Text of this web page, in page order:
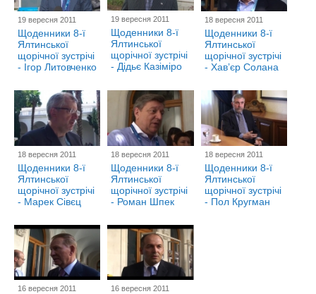
19 вересня 2011
Щоденники 8-ї
Ялтинської
щорічної зустрічі
- Ігор Литовченко
19 вересня 2011
Щоденники 8-ї
Ялтинської
щорічної зустрічі
- Дідьє Казіміро
18 вересня 2011
Щоденники 8-ї
Ялтинської
щорічної зустрічі
- Хав’єр Солана
18 вересня 2011
Щоденники 8-ї
Ялтинської
щорічної зустрічі
- Марек Сівєц
18 вересня 2011
Щоденники 8-ї
Ялтинської
щорічної зустрічі
- Роман Шпек
18 вересня 2011
Щоденники 8-ї
Ялтинської
щорічної зустрічі
- Пол Кругман
16 вересня 2011 16 вересня 2011